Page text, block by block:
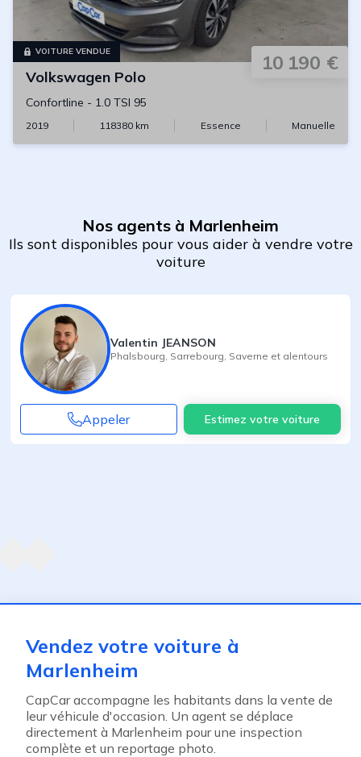
VOITURE VENDUE 10 190 €
Volkswagen Polo
Confortline - 1.0 TSI 95
2019 118380 km Essence Manuelle
Nos agents à Marlenheim
Ils sont disponibles pour vous aider à vendre votre
voiture
Valentin JEANSON
Phalsbourg Sarrebourg Saverne et alentours
Appeler Estimez votre voiture
Vendez votre voiture à
Marlenheim
CapCar accompagne les habitants dans la vente de
leur véhicule d'occasion. Un agent se déplace
directement à Marlenheim pour une inspection
complète et un reportage photo.